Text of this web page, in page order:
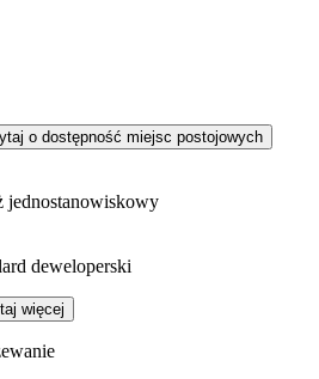
o dostępność miejsc postojowych
jednostanowiskowy
deweloperski
więcej